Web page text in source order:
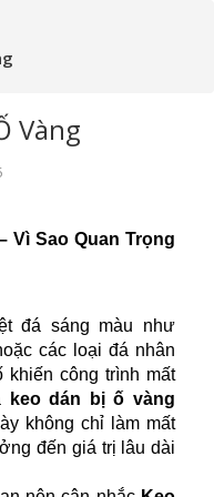
Vàng
Vì Sao Quan Trọng
đá sáng màu như
các loại đá nhân
công trình mất
keo dán bị ố vàng
không chỉ làm mất
đến giá trị lâu dài